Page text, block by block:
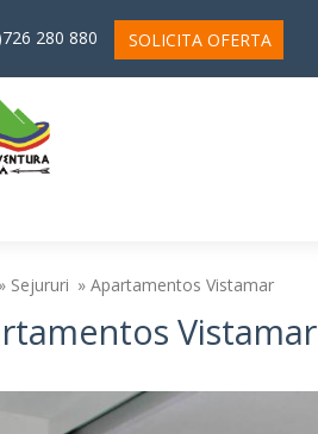
280 880 SOLICITA OFERTA
Sejururi Apartamentos Vistamar
Vistamar